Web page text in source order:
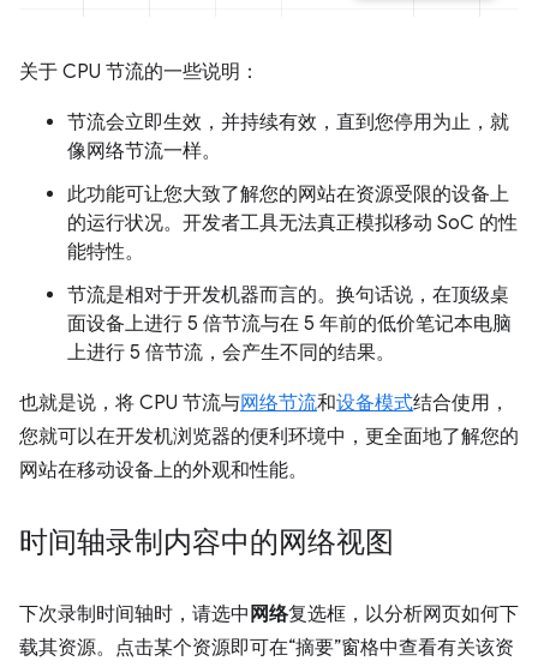
关于 CPU 节流的一些说明：
节流会立即生效，并持续有效，直到您停用为止，就
像网络节流一样。
此功能可让您大致了解您的网站在资源受限的设备上
的运行状况。开发者工具无法真正模拟移动 SoC 的性
能特性。
节流是相对于开发机器而言的。换句话说，在顶级桌
面设备上进行 5 倍节流与在 5 年前的低价笔记本电脑
上进行 5 倍节流，会产生不同的结果。
也就是说，将 CPU 节流与网络节流和设备模式结合使用，
您就可以在开发机浏览器的便利环境中，更全面地了解您的
网站在移动设备上的外观和性能。
时间轴录制内容中的网络视图
下次录制时间轴时，请选中 网络复选框，以分析网页如何下
载其资源。点击某个资源即可在“摘要”窗格中查看有关该资